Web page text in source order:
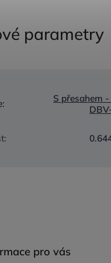
parametry
:
S přesahem
:
pro vás